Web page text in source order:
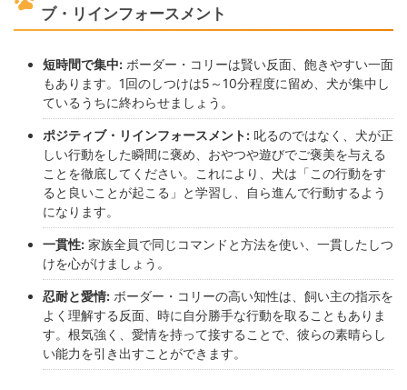
ブ・リインフォースメント
短時間で集中: ボーダー・コリーは賢い反面、飽きやすい一面
もあります。1回のしつけは5～10分程度に留め、犬が集中し
ているうちに終わらせましょう。
ポジティブ・リインフォースメント: 叱るのではなく、犬が正
しい行動をした瞬間に褒め、おやつや遊びでご褒美を与える
ことを徹底してください。これにより、犬は「この行動をす
ると良いことが起こる」と学習し、自ら進んで行動するよう
になります。
一貫性: 家族全員で同じコマンドと方法を使い、一貫したしつ
けを心がけましょう。
忍耐と愛情: ボーダー・コリーの高い知性は、飼い主の指示を
よく理解する反面、時に自分勝手な行動を取ることもありま
す。根気強く、愛情を持って接することで、彼らの素晴らし
い能力を引き出すことができます。